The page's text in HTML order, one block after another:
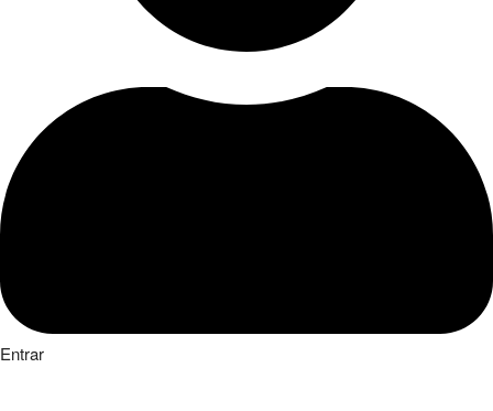
Entrar